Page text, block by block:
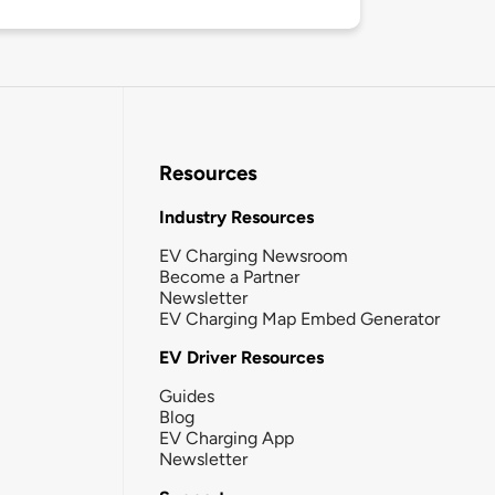
Resources
Industry Resources
EV Charging Newsroom
Become a Partner
Newsletter
EV Charging Map Embed Generator
EV Driver Resources
Guides
Blog
EV Charging App
Newsletter